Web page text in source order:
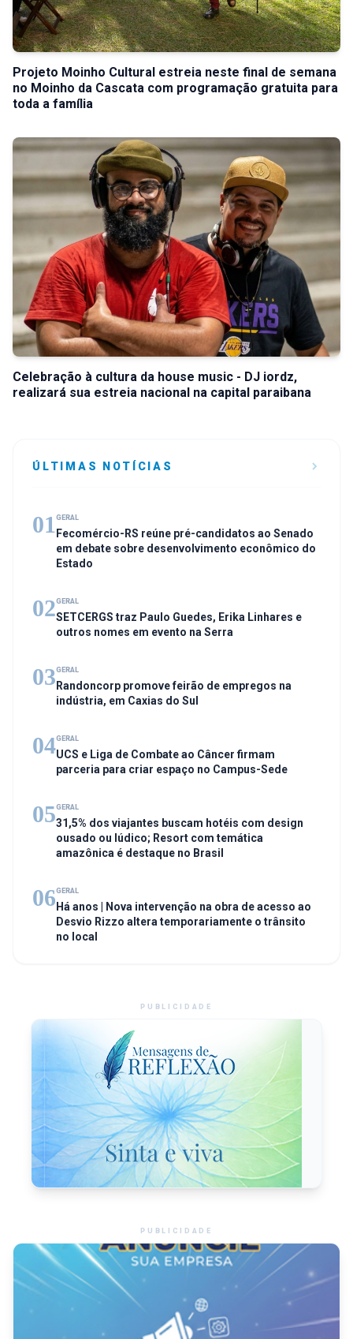
Projeto Moinho Cultural estreia neste final de semana
no Moinho da Cascata com programação gratuita para
toda a família
Celebração à cultura da house music - DJ iordz,
realizará sua estreia nacional na capital paraibana
ÚLTIMAS NOTÍCIAS
01 GERAL
Fecomércio-RS reúne pré-candidatos ao Senado
em debate sobre desenvolvimento econômico do
Estado
02GERAL
SETCERGS traz Paulo Guedes, Erika Linhares e
outros nomes em evento na Serra
03GERAL
Randoncorp promove feirão de empregos na
indústria, em Caxias do Sul
04GERAL
UCS e Liga de Combate ao Câncer firmam
parceria para criar espaço no Campus-Sede
05GERAL
31,5% dos viajantes buscam hotéis com design
ousado ou lúdico; Resort com temática
amazônica é destaque no Brasil
06GERAL
Há anos | Nova intervenção na obra de acesso ao
Desvio Rizzo altera temporariamente o trânsito
no local
PUBLICIDADE
PUBLICIDADE